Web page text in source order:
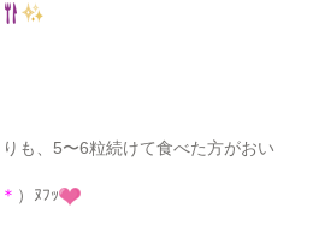
も、5〜6粒続けて食べた方がおい
＊ ）ﾇﾌｯ